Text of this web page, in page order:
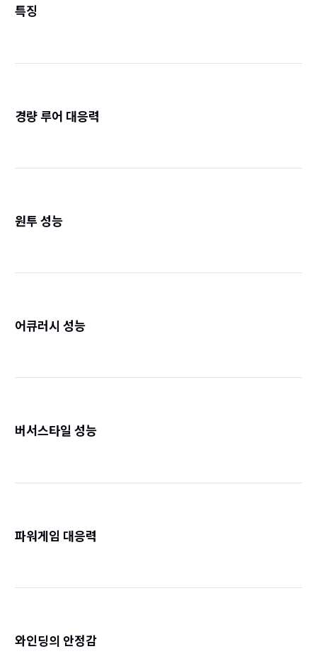
특징
경량 루어 대응력
원투 성능
어큐러시 성능
버서스타일 성능
파워게임 대응력
와인딩의 안정감